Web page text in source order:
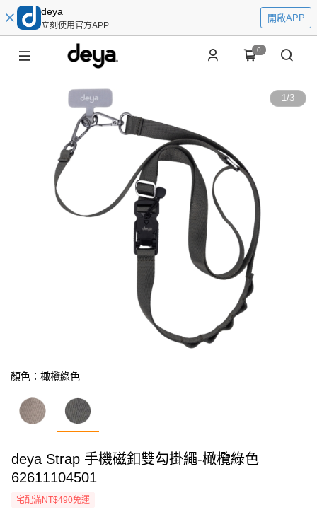
deya
立刻使用官方APP
開啟APP
0
1/3
顏色：橄欖綠色
deya Strap 手機磁釦雙勾掛繩-橄欖綠色
62611104501
宅配滿NT$490免運